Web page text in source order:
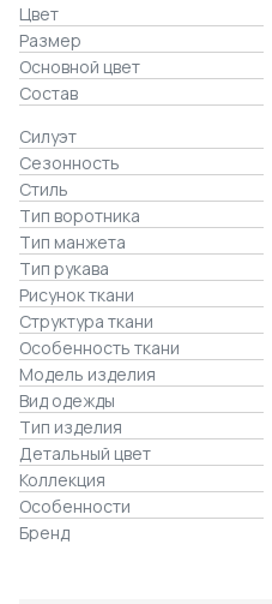
Цвет
Размер
Основной цвет
Состав
Силуэт
Сезонность
Стиль
Тип воротника
Тип манжета
Тип рукава
Рисунок ткани
Структура ткани
Особенность ткани
Модель изделия
Вид одежды
Тип изделия
Детальный цвет
Коллекция
Особенности
Бренд